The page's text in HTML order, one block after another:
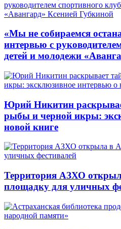
«Мы не собираемся
интервью с
детей и молодежи
Юрий Никитин
рыбы и черной икры:
новой книге
Территория АЗХО
площадку для уличных